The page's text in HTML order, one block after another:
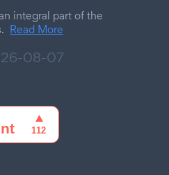
integral part of the
Read More
08-07